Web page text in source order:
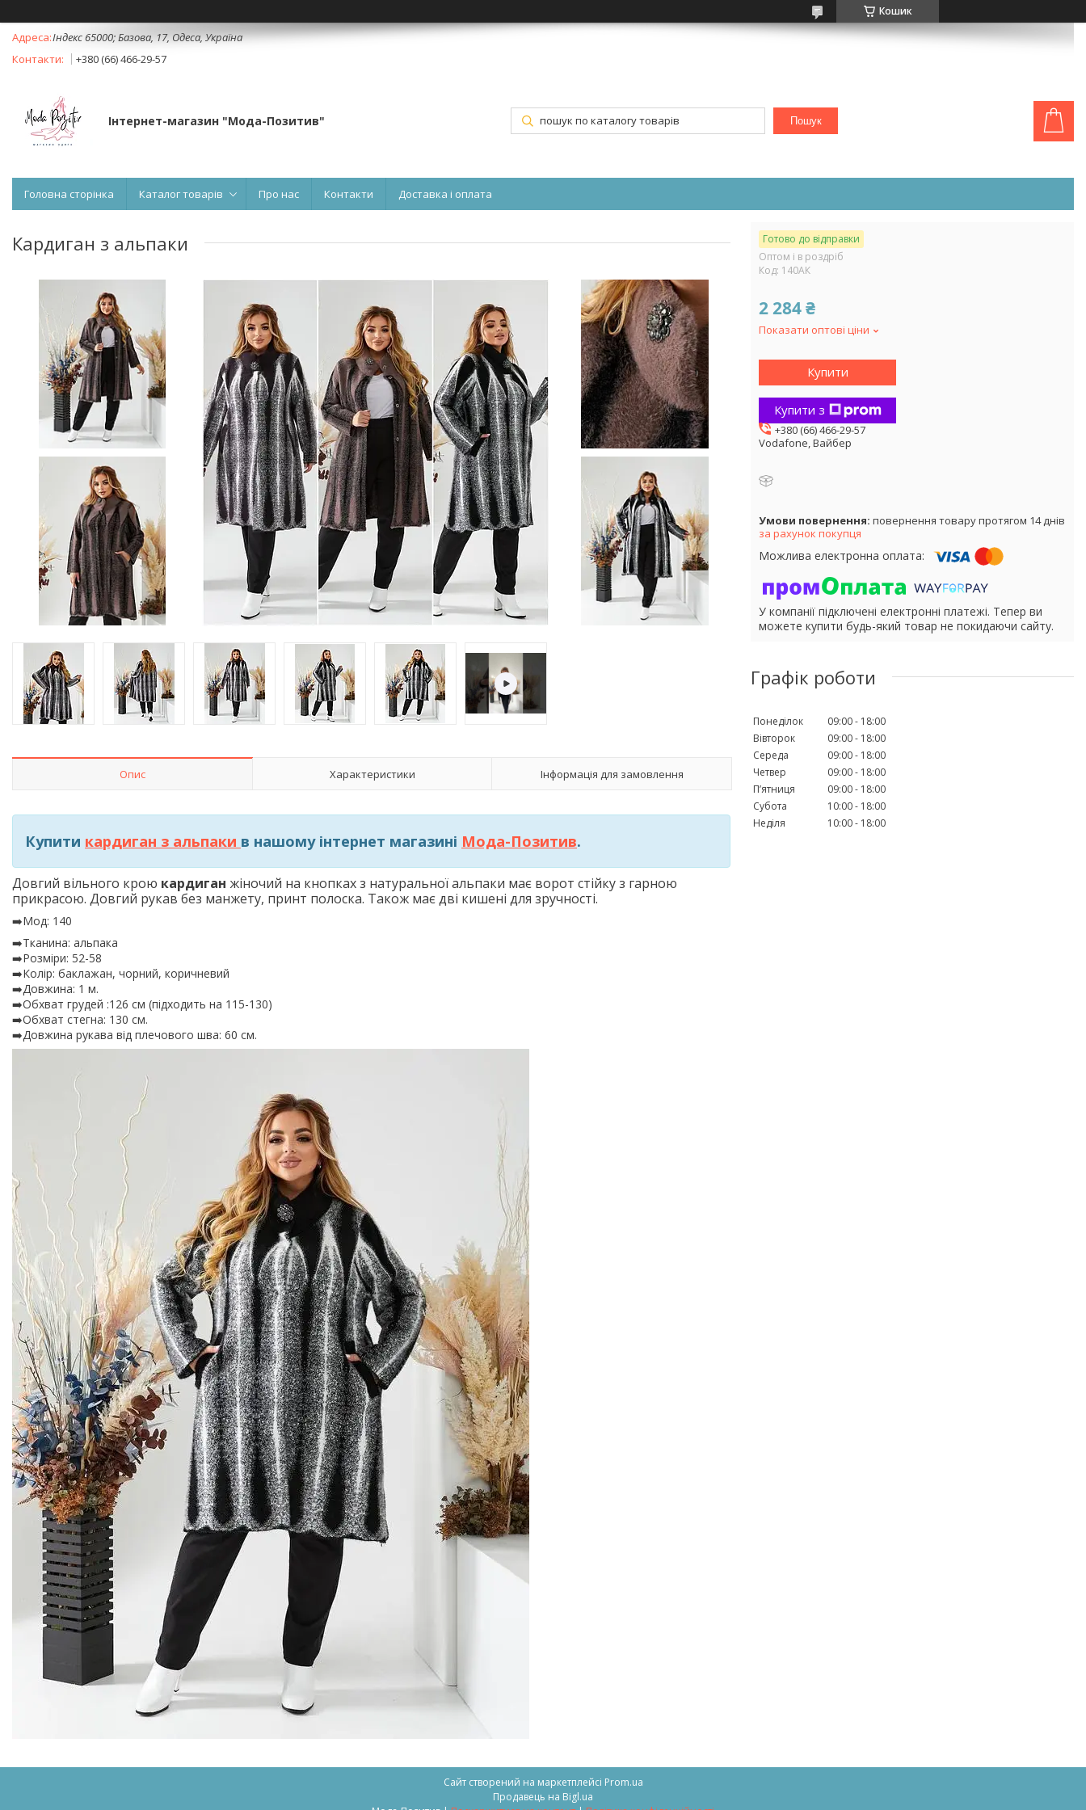
Кошик
Індекс 65000; Базова, 17, Одеса, Україна
+380 (66) 466-29-57
Інтернет-магазин "Мода-Позитив" Пошук
Головна сторінка Каталог товарів Про нас Контакти Доставка і оплата
Кардиган з альпаки
Опис Характеристики Інформація для замовлення
Купити кардиган з альпаки в нашому інтернет магазині Мода-Позитив.
Довгий вільного крою кардиган жіночий на кнопках з натуральної альпаки має ворот стійку з гарною
прикрасою. Довгий рукав без манжету, принт полоска. Також має дві кишені для зручності.
➡️Мод: 140
➡️Тканина: альпака
➡️Розміри: 52-58
➡️Колір: баклажан, чорний, коричневий
➡️Довжина: 1 м.
➡️Обхват грудей :126 см (підходить на 115-130)
➡️Обхват стегна: 130 см.
➡️Довжина рукава від плечового шва: 60 см.
Готово до відправки
Оптом і в роздріб
Код: 140АК
2 284 ₴
Показати оптові ціни
Купити
Купити з
+380 (66) 466-29-57
Vodafone, Вайбер
повернення товару протягом 14 днів
за рахунок покупця
У компанії підключені електронні платежі. Тепер ви
можете купити будь-який товар не покидаючи сайту.
Графік роботи
Понеділок 09:00
18:00
Вівторок
09:00
18:00
Середа
09:00
18:00
Четвер
09:00
18:00
Пʼятниця
09:00
18:00
Субота
10:00
18:00
Неділя
10:00 18:00
Сайт створений на маркетплейсі Prom.ua
Продавець на Bigl.ua